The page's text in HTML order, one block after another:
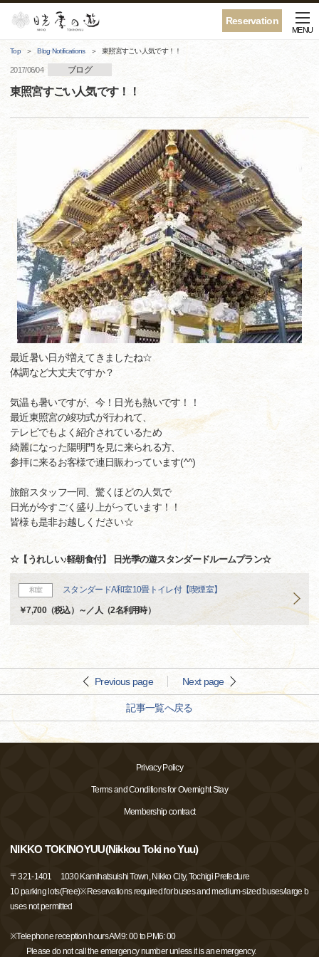
Reservation
MENU
Top Blog·Notifications 東照宮すごい人気です！！
2017/06/04 ブログ
東照宮すごい人気です！！
最近暑い日が増えてきましたね☆
体調など大丈夫ですか？
気温も暑いですが、今！日光も熱いです！！
最近東照宮の竣功式が行われて、
テレビでもよく紹介されているため
綺麗になった陽明門を見に来られる方、
参拝に来るお客様で連日賑わっています(^^)
旅館スタッフ一同、驚くほどの人気で
日光が今すごく盛り上がっています！！
皆様も是非お越しください☆
☆【うれしい♪軽朝食付】 日光季の遊スタンダードルームプラン☆
和室 スタンダードA和室10畳トイレ付【喫煙室】
￥7,700（税込）～／人（2名利用時）
Previous page Next page
記事一覧へ戻る
Privacy Policy
Terms and Conditions for Overnight Stay
Membership contract
NIKKO TOKINOYUU(Nikkou Toki no Yuu)
〒321-1401
1030 Kamihatsuishi Town, Nikko City, Tochigi Prefecture
10 parking lots(Free)※Reservations required for buses and medium-sized buses/large b
uses not permitted
※Telephone reception hours AM9: 00 to PM6: 00
Please do not call the emergency number unless it is an emergency.